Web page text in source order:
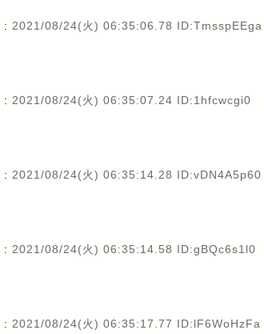
: 2021/08/24(火) 06:35:06.78 ID:TmsspEEga
: 2021/08/24(火) 06:35:07.24 ID:1hfcwcgi0
: 2021/08/24(火) 06:35:14.28 ID:vDN4A5p60
: 2021/08/24(火) 06:35:14.58 ID:gBQc6s1l0
: 2021/08/24(火) 06:35:17.77 ID:lF6WoHzFa